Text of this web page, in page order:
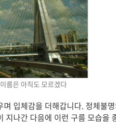
름은 아직도 모르겠다
입체감을 더해갑니다. 정체불
나간 다음에 이런 구름 모습을